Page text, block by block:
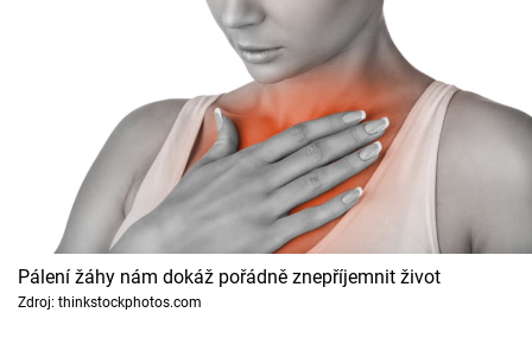
Přihlášení
Sledujte nás
Pálení žáhy nám dokáž pořádně znepříjemnit život
Zdroj: thinkstockphotos.com